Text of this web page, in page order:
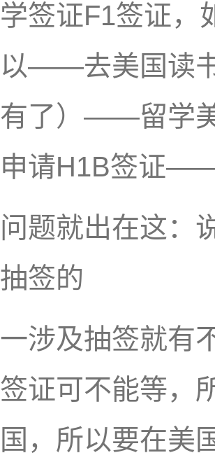
学签证F1签证，
以——去美国读
有了）——留学
申请H1B签证
问题就出在这：
抽签的
一涉及抽签就有
签证可不能等，
国，所以要在美